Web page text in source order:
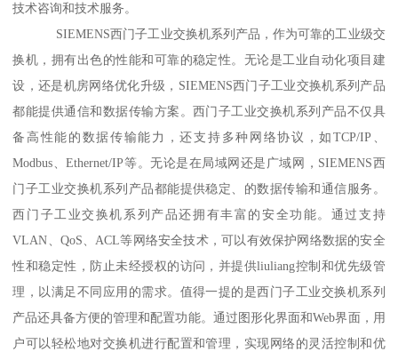
技术咨询和技术服务。
SIEMENS西门子工业交换机系列产品，作为可靠的工业级交
换机，拥有出色的性能和可靠的稳定性。无论是工业自动化项目建
设，还是机房网络优化升级，SIEMENS西门子工业交换机系列产品
都能提供通信和数据传输方案。西门子工业交换机系列产品不仅具
备高性能的数据传输能力，还支持多种网络协议，如TCP/IP、
Modbus、Ethernet/IP等。无论是在局域网还是广域网，SIEMENS西
门子工业交换机系列产品都能提供稳定、的数据传输和通信服务。
西门子工业交换机系列产品还拥有丰富的安全功能。通过支持
VLAN、QoS、ACL等网络安全技术，可以有效保护网络数据的安全
性和稳定性，防止未经授权的访问，并提供liuliang控制和优先级管
理，以满足不同应用的需求。值得一提的是西门子工业交换机系列
产品还具备方便的管理和配置功能。通过图形化界面和Web界面，用
户可以轻松地对交换机进行配置和管理，实现网络的灵活控制和优